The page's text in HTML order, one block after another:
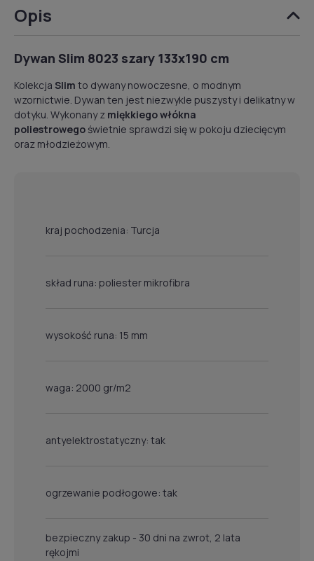
Opis
Dywan Slim 8023 szary 133x190 cm
Kolekcja Slim to dywany nowoczesne, o modnym
wzornictwie. Dywan ten jest niezwykle puszysty i delikatny w
dotyku. Wykonany z miękkiego włókna
poliestrowegoświetnie sprawdzi się w pokoju dziecięcym
oraz młodzieżowym.
kraj pochodzenia: Turcja
skład runa: poliester mikrofibra
wysokość runa: 15 mm
waga: 2000 gr/m2
antyelektrostatyczny: tak
ogrzewanie podłogowe: tak
bezpieczny zakup - 30 dni na zwrot, 2 lata
rękojmi